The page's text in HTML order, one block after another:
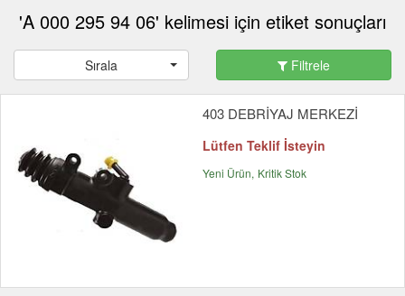
'A 000 295 94 06' kelimesi için etiket sonuçları
Sırala Filtrele
403 DEBRİYAJ MERKEZİ
Lütfen Teklif İsteyin
Yeni Ürün Kritik Stok